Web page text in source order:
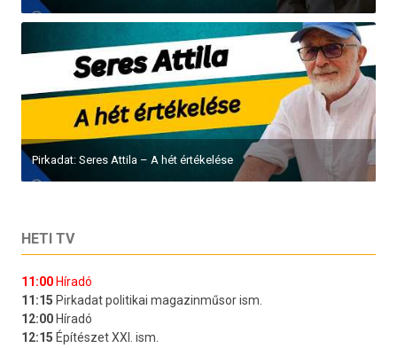
Pirkadat: Seres Attila – A hét értékelése
HETI TV